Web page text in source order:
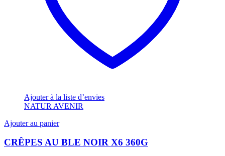
Ajouter à la liste d’envies
NATUR AVENIR
Ajouter au panier
CRÊPES AU BLE NOIR X6 360G